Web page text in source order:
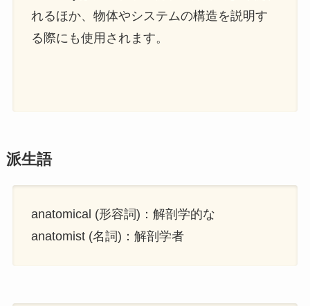
れるほか、物体やシステムの構造を説明す
る際にも使用されます。
派生語
anatomical (形容詞)：解剖学的な
anatomist (名詞)：解剖学者